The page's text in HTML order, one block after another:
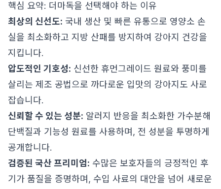
핵심 요약: 더마독을 선택해야 하는 이유
최상의 신선도: 국내 생산 및 빠른 유통으로 영양소 손
실을 최소화하고 지방 산패를 방지하여 강아지 건강을
지킵니다.
압도적인 기호성: 신선한 휴먼그레이드 원료와 풍미를
살리는 제조 공법으로 까다로운 입맛의 강아지도 사로
잡습니다.
신뢰할 수 있는 성분: 알러지 반응을 최소화한 가수분해
단백질과 기능성 원료를 사용하며, 전 성분을 투명하게
공개합니다.
검증된 국산 프리미엄: 수많은 보호자들의 긍정적인 후
기가 품질을 증명하며, 수입 사료의 대안을 넘어 새로운